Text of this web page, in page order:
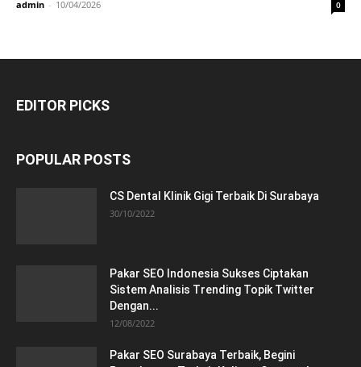
admin - 10/04/2026 0
EDITOR PICKS
POPULAR POSTS
CS Dental Klinik Gigi Terbaik Di Surabaya
30/10/2022
Pakar SEO Indonesia Sukses Ciptakan
Sistem Analisis Trending Topik Twitter
Dengan...
12/08/2022
Pakar SEO Surabaya Terbaik, Begini